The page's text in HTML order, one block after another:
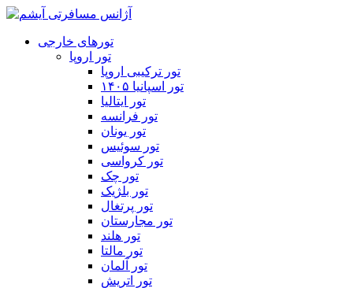
تورهای خارجی
تور اروپا
تور ترکیبی اروپا
تور اسپانیا ۱۴۰۵
تور ایتالیا
تور فرانسه
تور یونان
تور سوئیس
تور کرواسی
تور چک
تور بلژیک
تور پرتغال
تور مجارستان
تور هلند
تور مالتا
تور آلمان
تور اتریش